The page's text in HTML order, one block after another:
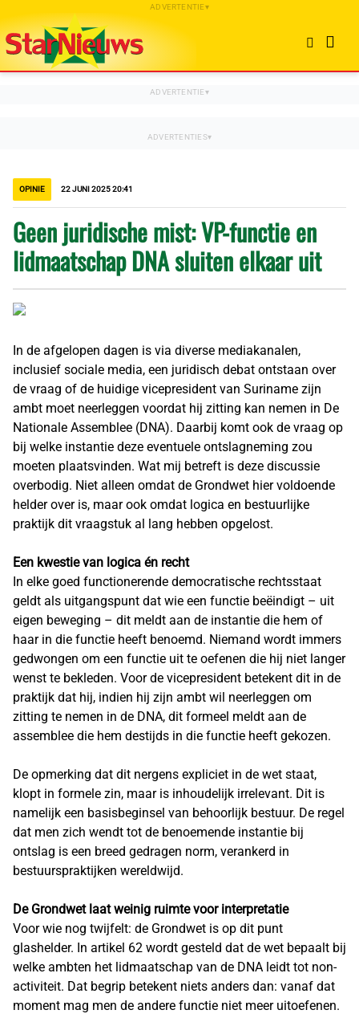
OPINIE 22 JUNI 2025 20:41
Geen juridische mist: VP-functie en
lidmaatschap DNA sluiten elkaar uit
In de afgelopen dagen is via diverse mediakanalen,
inclusief sociale media, een juridisch debat ontstaan over
de vraag of de huidige vicepresident van Suriname zijn
ambt moet neerleggen voordat hij zitting kan nemen in De
Nationale Assemblee (DNA). Daarbij komt ook de vraag op
bij welke instantie deze eventuele ontslagneming zou
moeten plaatsvinden. Wat mij betreft is deze discussie
overbodig. Niet alleen omdat de Grondwet hier voldoende
helder over is, maar ook omdat logica en bestuurlijke
praktijk dit vraagstuk al lang hebben opgelost.
Een kwestie van logica én recht
In elke goed functionerende democratische rechtsstaat
geldt als uitgangspunt dat wie een functie beëindigt – uit
eigen beweging – dit meldt aan de instantie die hem of
haar in die functie heeft benoemd. Niemand wordt immers
gedwongen om een functie uit te oefenen die hij niet langer
wenst te bekleden. Voor de vicepresident betekent dit in de
praktijk dat hij, indien hij zijn ambt wil neerleggen om
zitting te nemen in de DNA, dit formeel meldt aan de
assemblee die hem destijds in die functie heeft gekozen.
De opmerking dat dit nergens expliciet in de wet staat,
klopt in formele zin, maar is inhoudelijk irrelevant. Dit is
namelijk een basisbeginsel van behoorlijk bestuur. De regel
dat men zich wendt tot de benoemende instantie bij
ontslag is een breed gedragen norm, verankerd in
bestuurspraktijken wereldwijd.
De Grondwet laat weinig ruimte voor interpretatie
Voor wie nog twijfelt: de Grondwet is op dit punt
glashelder. In artikel 62 wordt gesteld dat de wet bepaalt bij
welke ambten het lidmaatschap van de DNA leidt tot non-
activiteit. Dat begrip betekent niets anders dan: vanaf dat
moment mag men de andere functie niet meer uitoefenen.